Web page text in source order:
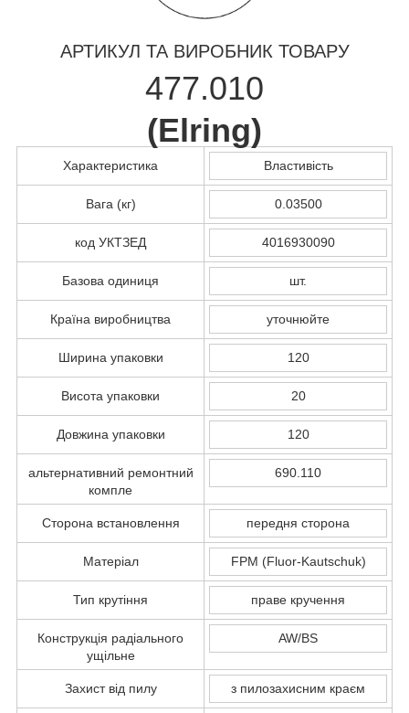
АРТИКУЛ ТА ВИРОБНИК ТОВАРУ
477.010
(Elring)
Характеристика Властивість
Вага (кг) 0.03500
код УКТЗЕД 4016930090
Базова одиниця шт.
Країна виробництва уточнюйте
Ширина упаковки 120
Висота упаковки 20
Довжина упаковки 120
альтернативний ремонтний
компле
690.110
Сторона встановлення передня сторона
Матеріал FPM (Fluor-Kautschuk)
Тип крутіння праве кручення
Конструкція радіального
ущільне
AW/BS
Захист від пилу з пилозахисним краєм